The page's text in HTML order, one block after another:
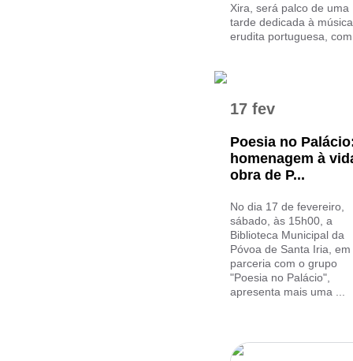
Xira, será palco de uma
tarde dedicada à música
erudita portuguesa, com
17 fev
Poesia no
homenagem à
obra de P...
No dia 17 de fevereiro,
sábado, às 15h00, a
Biblioteca Municipal da
Póvoa de Santa Iria, em
parceria com o grupo
"Poesia no Palácio",
apresenta mais uma ...